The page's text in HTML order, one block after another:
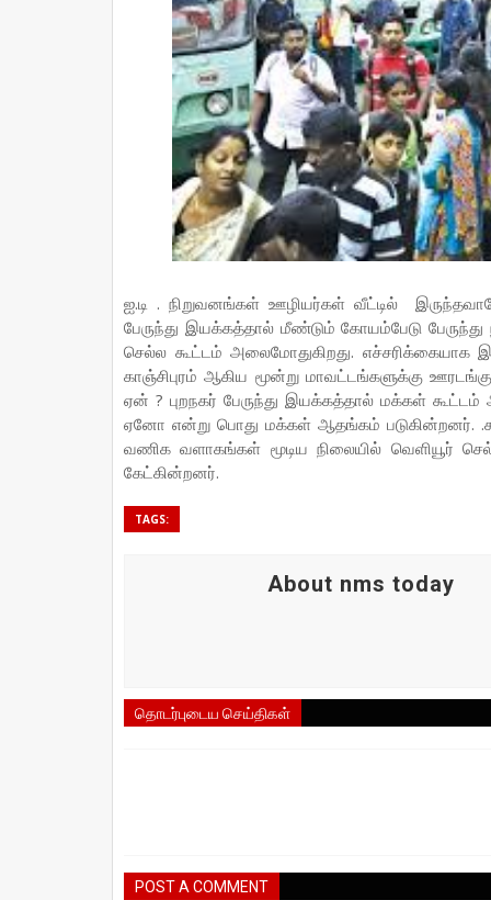
ஐ.டி . நிறுவனங்கள் ஊழியர்கள் வீட்டில்
பேருந்து இயக்கத்தால் மீண்டும் கோயம்பேடு
செல்ல கூட்டம் அலைமோதுகிறது.
காஞ்சிபுரம் ஆகிய மூன்று மாவட்டங்களுக்கு
ஏன் ? புறநகர் பேருந்து இயக்கத்தால் மக்கள் கூட்டம்
ஏனோ என்று பொது மக்கள் ஆதங்கம் படுகின்றனர்.
வணிக வளாகங்கள் மூடிய நிலையில் வெளியூர்
கேட்கின்றனர்.
TAGS:
About nms today
தொடர்புடைய செய்திகள்
POST A COMMENT